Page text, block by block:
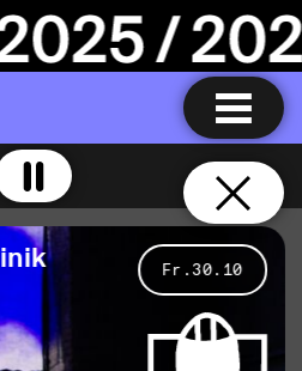
inik
Fr.30.10